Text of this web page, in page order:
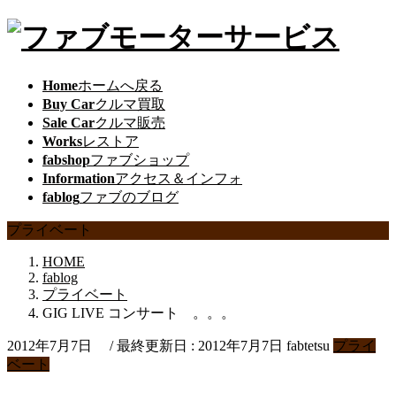
Homeホームへ戻る
Buy Carクルマ買取
Sale Carクルマ販売
Worksレストア
fabshopファブショップ
Informationアクセス＆インフォ
fablogファブのブログ
プライベート
HOME
fablog
プライベート
GIG LIVE コンサート 。。。
2012年7月7日 / 最終更新日 : 2012年7月7日 fabtetsu プライ
ベート